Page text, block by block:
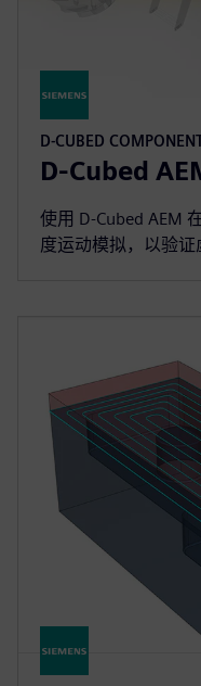
D-CUBED
D-Cubed
使用 D-Cubed AEM
度运动模拟，以验证